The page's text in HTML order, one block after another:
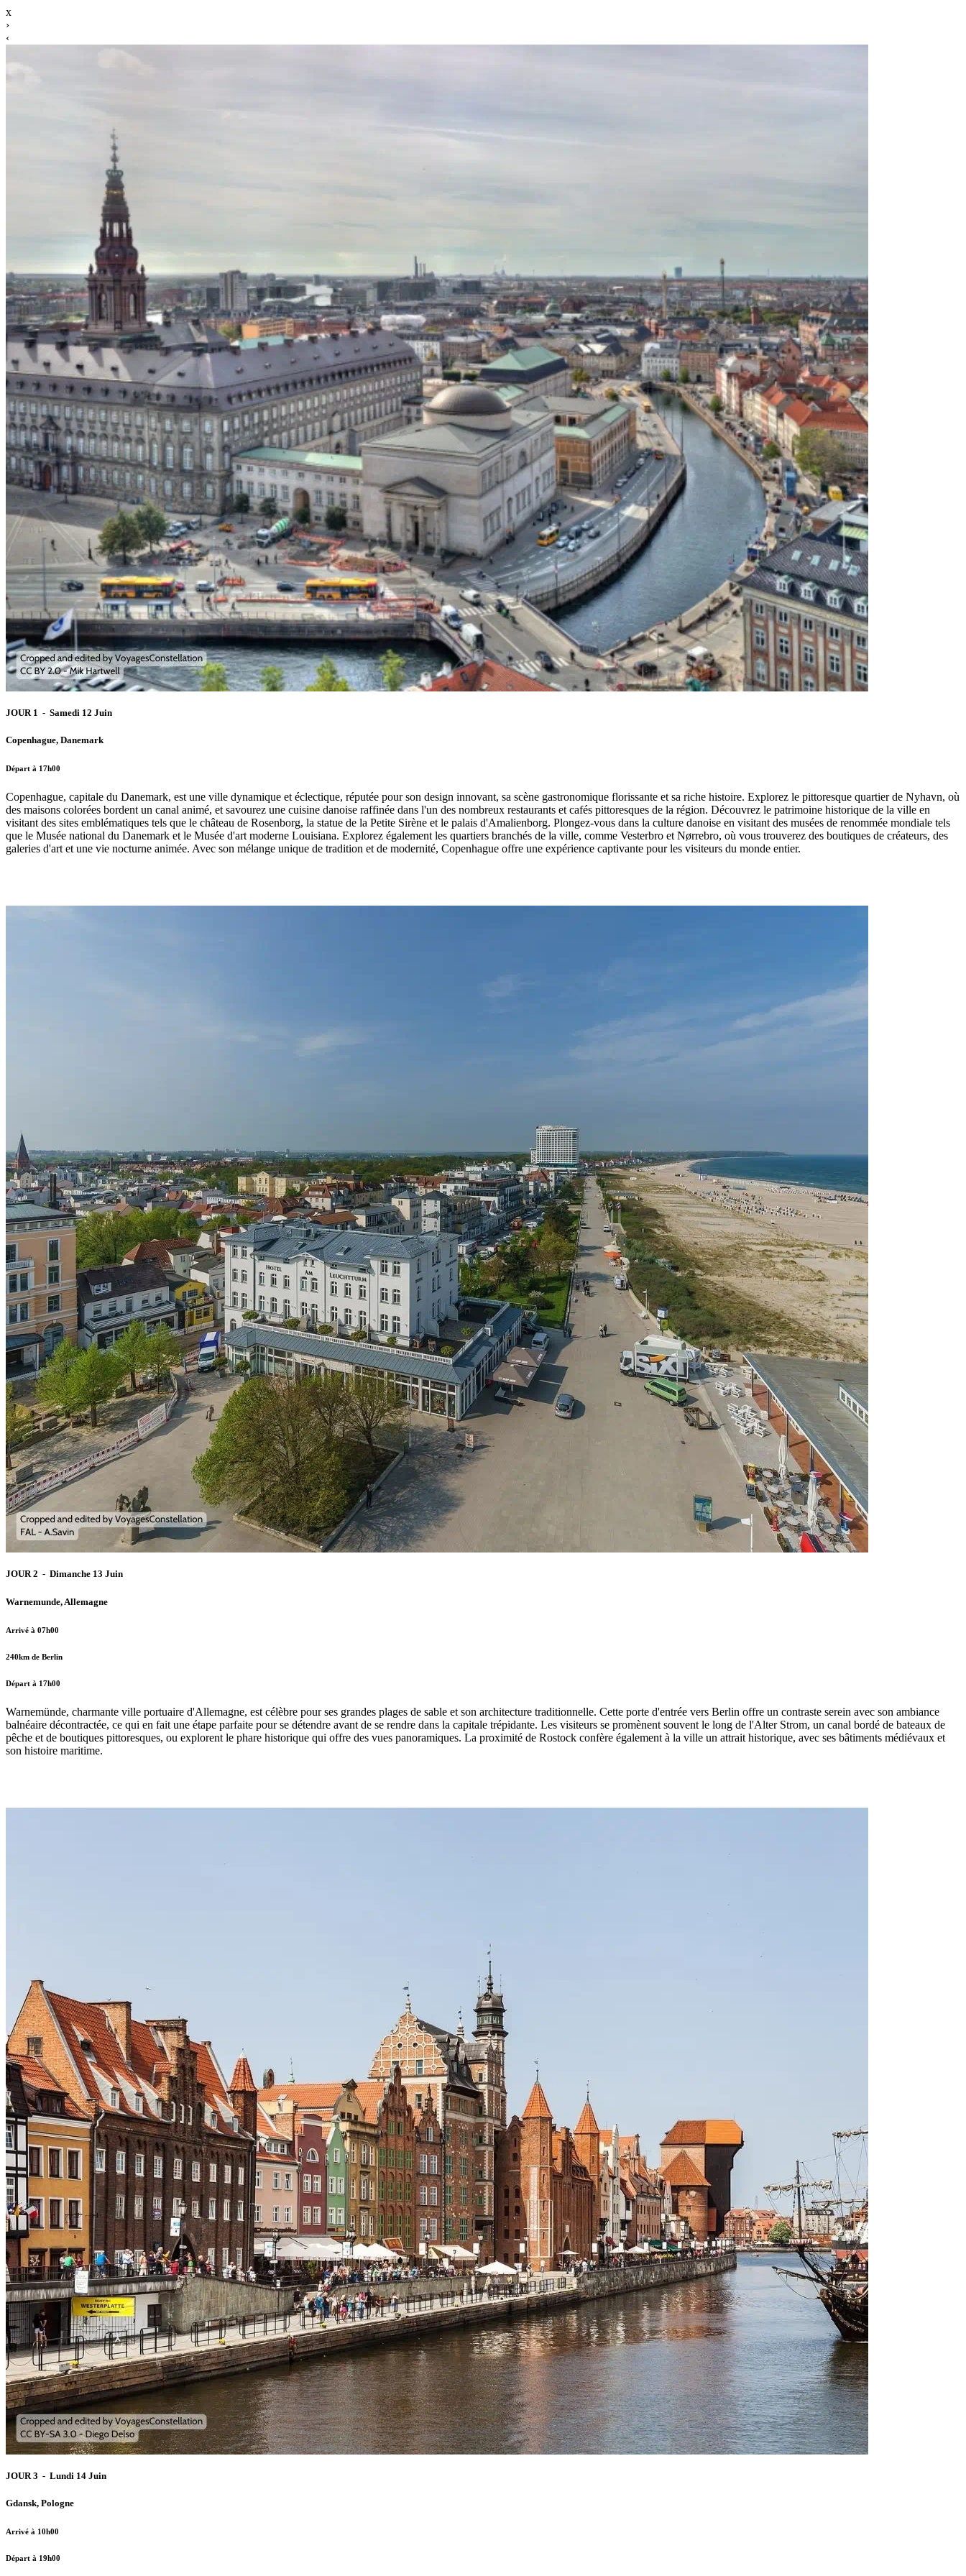
x
›
‹
JOUR 1 - Samedi 12 Juin
Copenhague, Danemark
Départ à 17h00
Copenhague, capitale du Danemark, est une ville dynamique et éclectique, réputée pour son design innovant, sa scène gastronomique florissante et sa riche histoire. Explorez le pittoresque quartier de Nyhavn, où
des maisons colorées bordent un canal animé, et savourez une cuisine danoise raffinée dans l'un des nombreux restaurants et cafés pittoresques de la région. Découvrez le patrimoine historique de la ville en
visitant des sites emblématiques tels que le château de Rosenborg, la statue de la Petite Sirène et le palais d'Amalienborg. Plongez-vous dans la culture danoise en visitant des musées de renommée mondiale tels
que le Musée national du Danemark et le Musée d'art moderne Louisiana. Explorez également les quartiers branchés de la ville, comme Vesterbro et Nørrebro, où vous trouverez des boutiques de créateurs, des
galeries d'art et une vie nocturne animée. Avec son mélange unique de tradition et de modernité, Copenhague offre une expérience captivante pour les visiteurs du monde entier.
JOUR 2 - Dimanche 13 Juin
Warnemunde, Allemagne
Arrivé à 07h00
240km de Berlin
Départ à 17h00
Warnemünde, charmante ville portuaire d'Allemagne, est célèbre pour ses grandes plages de sable et son architecture traditionnelle. Cette porte d'entrée vers Berlin offre un contraste serein avec son ambiance
balnéaire décontractée, ce qui en fait une étape parfaite pour se détendre avant de se rendre dans la capitale trépidante. Les visiteurs se promènent souvent le long de l'Alter Strom, un canal bordé de bateaux de
pêche et de boutiques pittoresques, ou explorent le phare historique qui offre des vues panoramiques. La proximité de Rostock confère également à la ville un attrait historique, avec ses bâtiments médiévaux et
son histoire maritime.
JOUR 3 - Lundi 14 Juin
Gdansk, Pologne
Arrivé à 10h00
Départ à 19h00